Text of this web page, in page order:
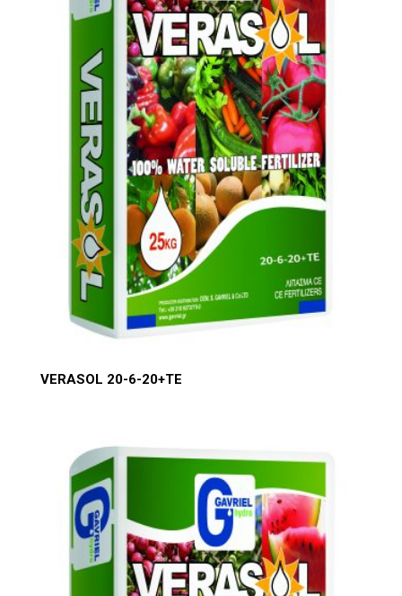
VERASOL 20-6-20+TE